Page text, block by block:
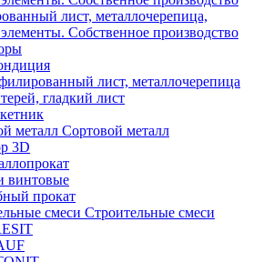
лист, металлочерепица,
Собственное производство
лист, металлочерепица
гладкий лист
Сортовой металл
3D
винтовые
прокат
Строительные смеси